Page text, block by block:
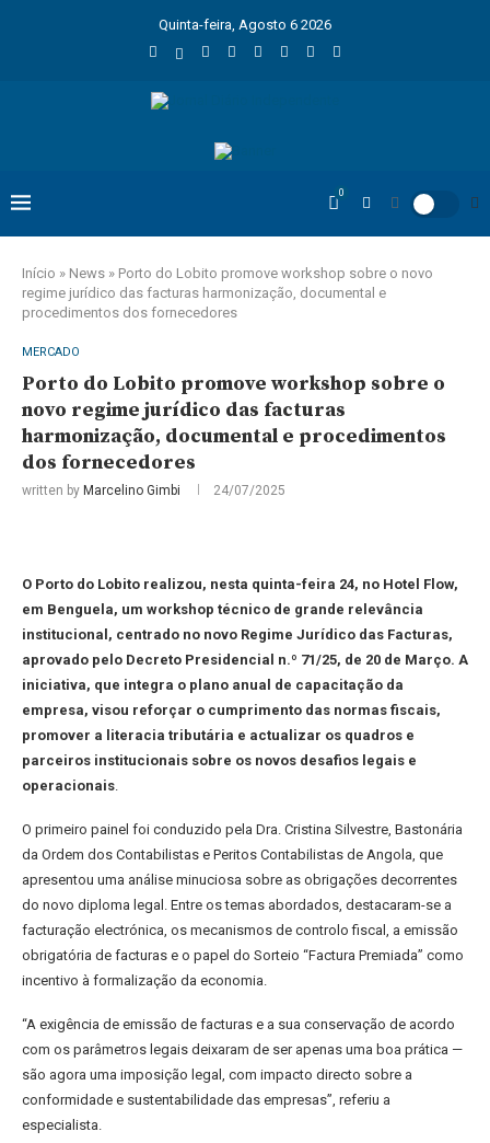
Quinta-feira, Agosto 6 2026
0
Início » News » Porto do Lobito promove workshop sobre o novo
regime jurídico das facturas harmonização, documental e
procedimentos dos fornecedores
MERCADO
Porto do Lobito promove workshop sobre o
novo regime jurídico das facturas
harmonização, documental e procedimentos
dos fornecedores
written by Marcelino Gimbi 24/07/2025
O Porto do Lobito realizou, nesta quinta-feira 24, no Hotel Flow,
em Benguela, um workshop técnico de grande relevância
institucional, centrado no novo Regime Jurídico das Facturas,
aprovado pelo Decreto Presidencial n.º 71/25, de 20 de Março. A
iniciativa, que integra o plano anual de capacitação da
empresa, visou reforçar o cumprimento das normas fiscais,
promover a literacia tributária e actualizar os quadros e
parceiros institucionais sobre os novos desafios legais e
operacionais.
O primeiro painel foi conduzido pela Dra. Cristina Silvestre, Bastonária
da Ordem dos Contabilistas e Peritos Contabilistas de Angola, que
apresentou uma análise minuciosa sobre as obrigações decorrentes
do novo diploma legal. Entre os temas abordados, destacaram-se a
facturação electrónica, os mecanismos de controlo fiscal, a emissão
obrigatória de facturas e o papel do Sorteio “Factura Premiada” como
incentivo à formalização da economia.
“A exigência de emissão de facturas e a sua conservação de acordo
com os parâmetros legais deixaram de ser apenas uma boa prática —
são agora uma imposição legal, com impacto directo sobre a
conformidade e sustentabilidade das empresas”, referiu a
especialista.